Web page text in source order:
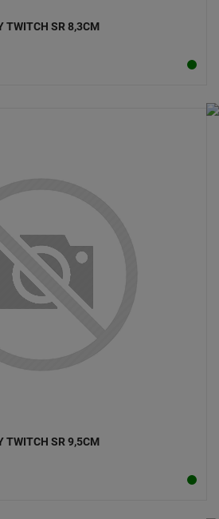
TWITCH SR 8,3CM
TWITCH SR 9,5CM